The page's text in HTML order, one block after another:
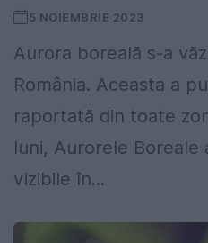
5 NOIEMBRIE 2023
Aurora boreală s-a
România. Aceasta a
raportată din toate
luni, Aurorele Boreale
vizibile în...